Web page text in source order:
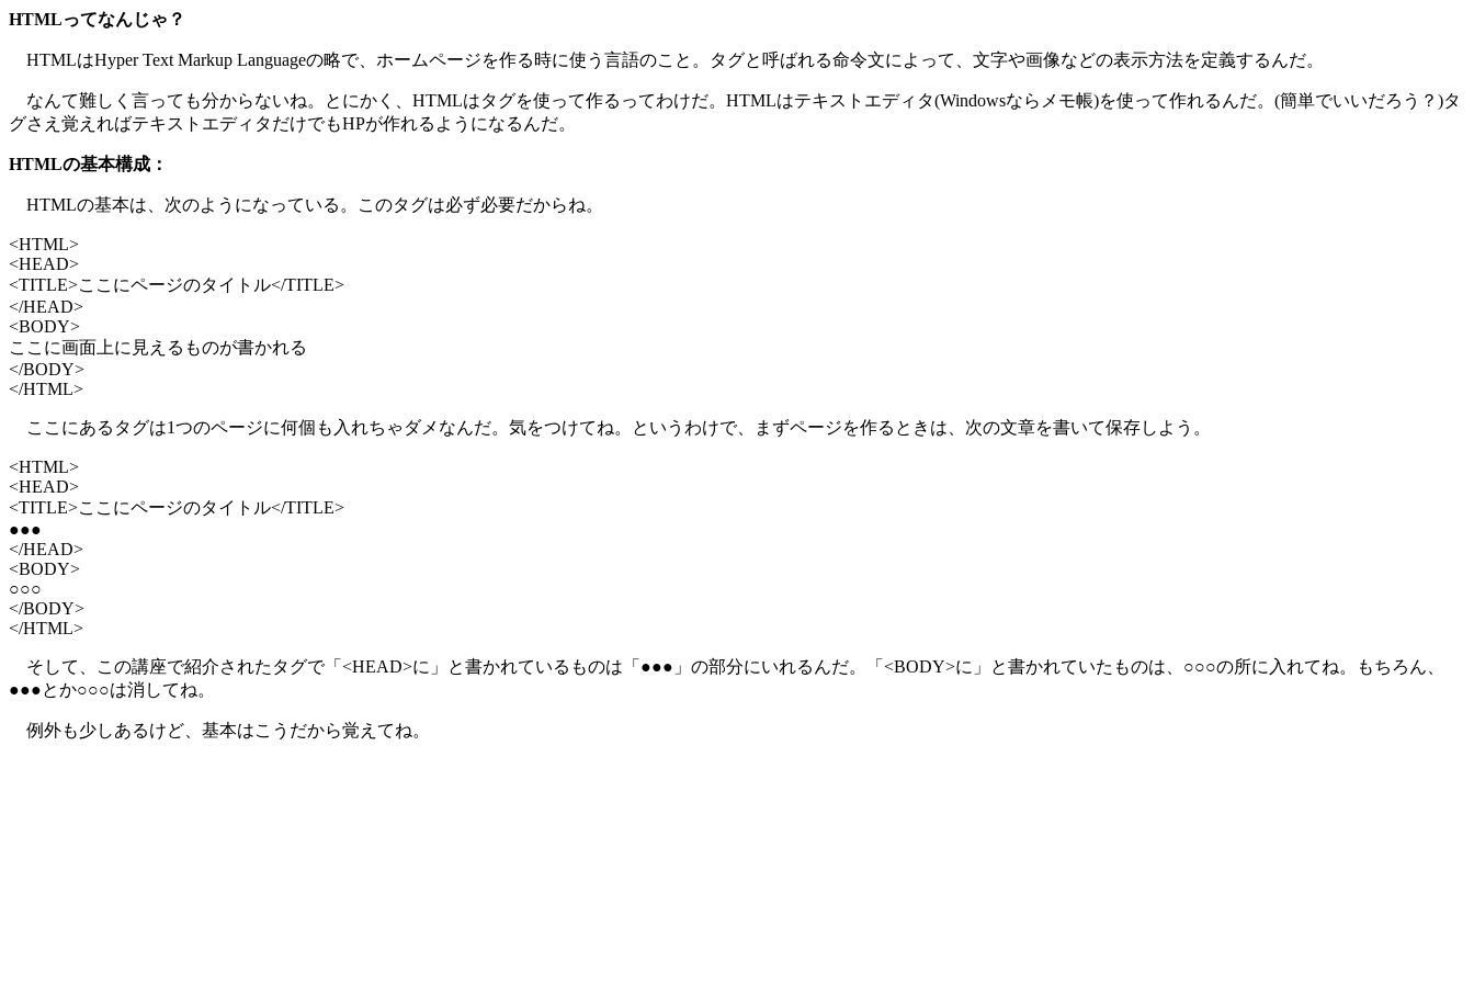
HTMLってなんじゃ？
HTMLはHyper Text Markup Languageの略で、ホームページを作る時に使う言語のこと。タグと呼ばれる命令文によって、文字や画像などの表示方法を定義するんだ。
なんて難しく言っても分からないね。とにかく、HTMLはタグを使って作るってわけだ。HTMLはテキストエディタ(Windowsならメモ帳)を使って作れるんだ。(簡単でいいだろう？)タ
グさえ覚えればテキストエディタだけでもHPが作れるようになるんだ。
HTMLの基本構成：
HTMLの基本は、次のようになっている。このタグは必ず必要だからね。
<HTML>
<HEAD>
<TITLE>ここにページのタイトル</TITLE>
</HEAD>
<BODY>
ここに画面上に見えるものが書かれる
</BODY>
</HTML>
ここにあるタグは1つのページに何個も入れちゃダメなんだ。気をつけてね。というわけで、まずページを作るときは、次の文章を書いて保存しよう。
<HTML>
<HEAD>
<TITLE>ここにページのタイトル</TITLE>
●●●
</HEAD>
<BODY>
○○○
</BODY>
</HTML>
そして、この講座で紹介されたタグで「<HEAD>に」と書かれているものは「●●●」の部分にいれるんだ。「<BODY>に」と書かれていたものは、○○○の所に入れてね。もちろん、
●●●とか○○○は消してね。
例外も少しあるけど、基本はこうだから覚えてね。